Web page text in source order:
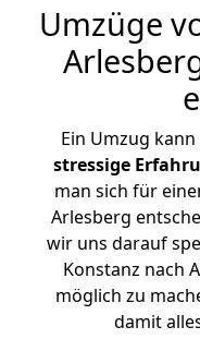
Umzüge
Ein Umzug
stressige
man sich für
Arlesberg
wir uns darauf
Konstanz nach
möglich zu
damit